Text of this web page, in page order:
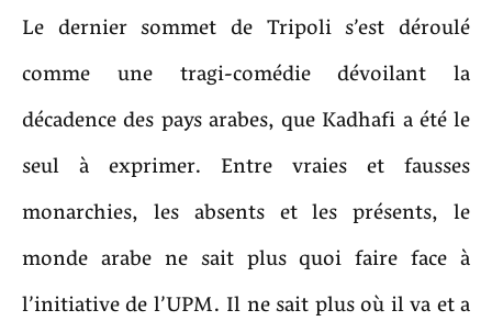
Le dernier sommet de Tripoli s’est déroulé
comme une tragi-comédie dévoilant la
décadence des pays arabes, que Kadhafi a été le
seul à exprimer. Entre vraies et fausses
monarchies, les absents et les présents, le
monde arabe ne sait plus quoi faire face à
l’initiative de l’UPM. Il ne sait plus où il va et a